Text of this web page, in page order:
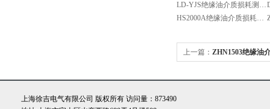
LD-YJS绝缘油介质损耗测试仪
HS2000A绝缘油介质损耗测试仪
上一篇： ZHN1503绝缘油
上海徐吉电气有限公司 版权所有 访问量：873490